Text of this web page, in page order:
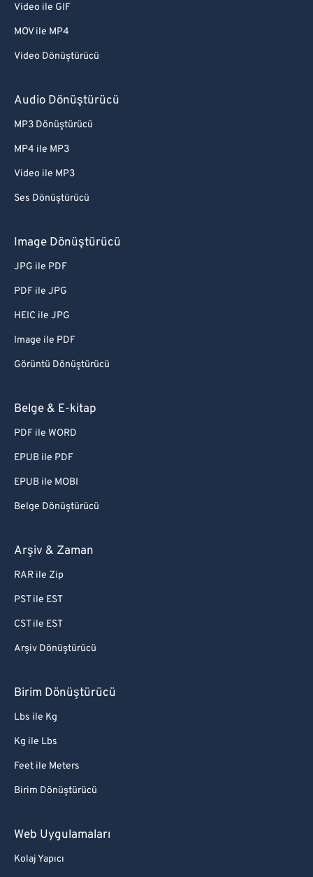
Video ile GIF
MOV ile MP4
Video Dönüştürücü
Audio Dönüştürücü
MP3 Dönüştürücü
MP4 ile MP3
Video ile MP3
Ses Dönüştürücü
Image Dönüştürücü
JPG ile PDF
PDF ile JPG
HEIC ile JPG
Image ile PDF
Görüntü Dönüştürücü
Belge & E-kitap
PDF ile WORD
EPUB ile PDF
EPUB ile MOBI
Belge Dönüştürücü
Arşiv & Zaman
RAR ile Zip
PST ile EST
CST ile EST
Arşiv Dönüştürücü
Birim Dönüştürücü
Lbs ile Kg
Kg ile Lbs
Feet ile Meters
Birim Dönüştürücü
Web Uygulamaları
Kolaj Yapıcı